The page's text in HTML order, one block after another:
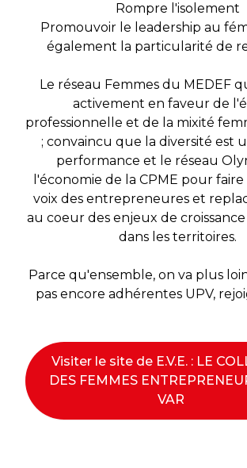
Rompre l'isolement
Promouvoir le leadership au
également la particularité de
Le réseau Femmes du MEDEF
activement en faveur de
professionnelle et de la mixité
; convaincu que la diversité est
performance et le réseau
l'économie de la CPME pour
voix des entrepreneures et
au coeur des enjeux de
dans les territoires.
Parce qu'ensemble, on va plus
pas encore adhérentes UPV,
Visiter le site de E.V.E. : LE
DES FEMMES
VAR